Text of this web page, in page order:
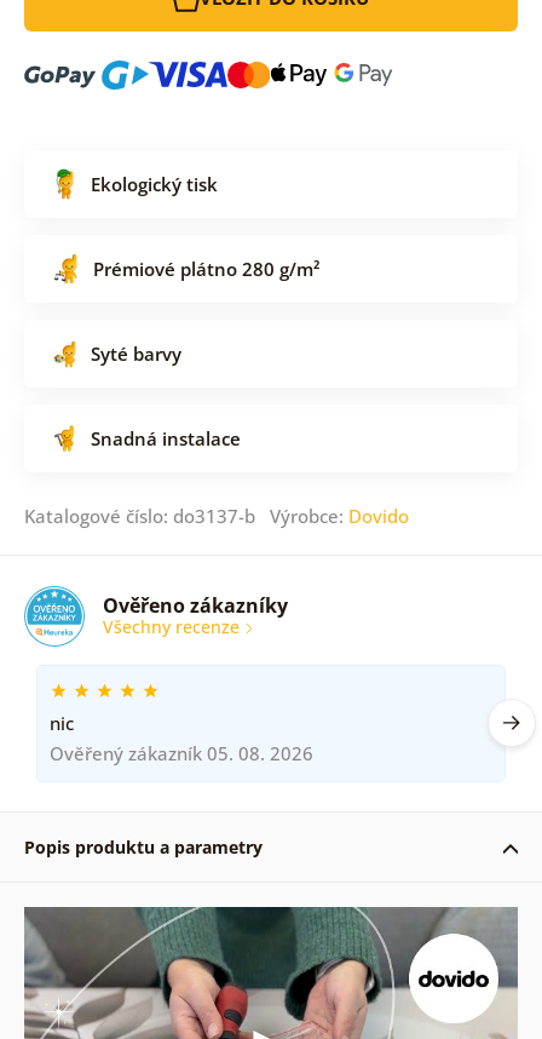
Ekologický tisk
Prémiové plátno 280 g/m²
Syté barvy
Snadná instalace
Katalogové číslo: do3137-b Výrobce: Dovido
Ověřeno zákazníky
Všechny recenze
nic
Ověřený zákazník 05. 08. 2026
Popis produktu a parametry